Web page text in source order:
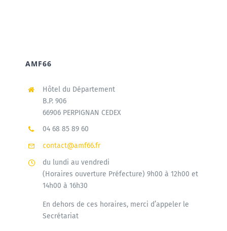
AMF66
Hôtel du Département
B.P. 906
66906 PERPIGNAN CEDEX
04 68 85 89 60
contact@amf66.fr
du lundi au vendredi
(Horaires ouverture Préfecture) 9h00 à 12h00 et
14h00 à 16h30
En dehors de ces horaires, merci d’appeler le
Secrétariat